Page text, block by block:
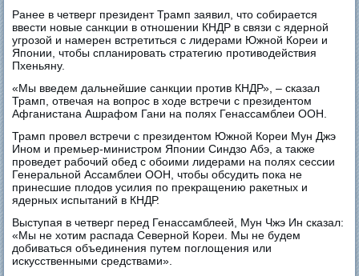
Ранее в четверг президент Трамп заявил, что собирается
ввести новые санкции в отношении КНДР в связи с ядерной
угрозой и намерен встретиться с лидерами Южной Кореи и
Японии, чтобы спланировать стратегию противодействия
Пхеньяну.
«Мы введем дальнейшие санкции против КНДР», – сказал
Трамп, отвечая на вопрос в ходе встречи с президентом
Афганистана Ашрафом Гани на полях Генассамблеи ООН.
Трамп провел встречи с президентом Южной Кореи Мун Джэ
Ином и премьер-министром Японии Синдзо Абэ, а также
проведет рабочий обед с обоими лидерами на полях сессии
Генеральной Ассамблеи ООН, чтобы обсудить пока не
принесшие плодов усилия по прекращению ракетных и
ядерных испытаний в КНДР.
Выступая в четверг перед Генассамблеей, Мун Чжэ Ин сказал:
«Мы не хотим распада Северной Кореи. Мы не будем
добиваться объединения путем поглощения или
искусственными средствами».